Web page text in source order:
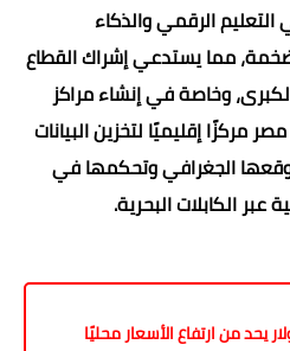
التعليم الرقمي والذكاء
مما يستدعي إشراك القطاع
وخاصة في إنشاء مراكز
مركزًا إقليميًا لتخزين البيانات
الجغرافي وتحكمها في
يحد من ارتفاع الأسعار محليًا